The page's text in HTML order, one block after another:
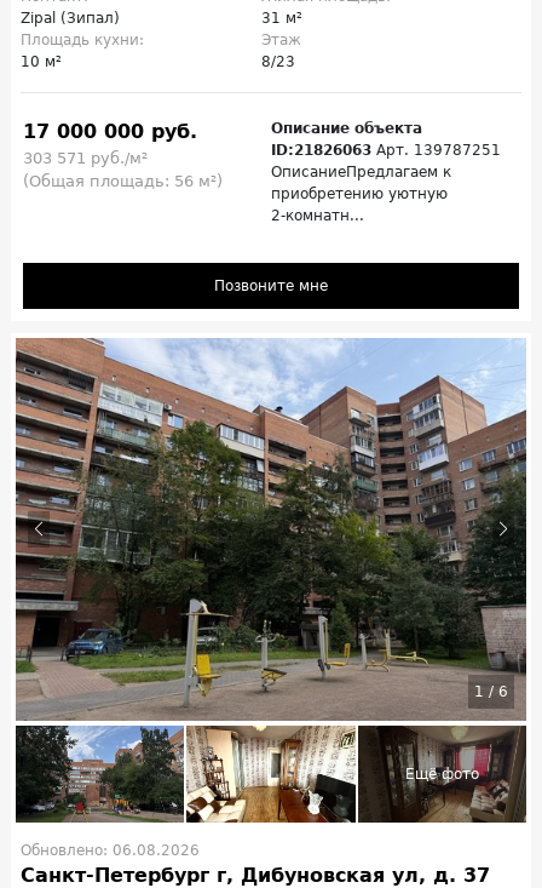
Zipal (Зипал)
31 м²
Площадь кухни:
10 м²
Этаж
8/23
17 000 000 руб.
303 571 руб./м²
(Общая площадь: 56 м²)
Описание объекта
ID:21826063 Арт. 139787251
ОписаниеПредлагаем к
приобретению уютную
2‑комнатн...
Позвоните мне
1 / 6
Обновлено: 06.08.2026
Санкт-Петербург г, Дибуновская ул, д. 37